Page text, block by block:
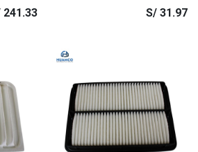
241.33
S/ 31.97